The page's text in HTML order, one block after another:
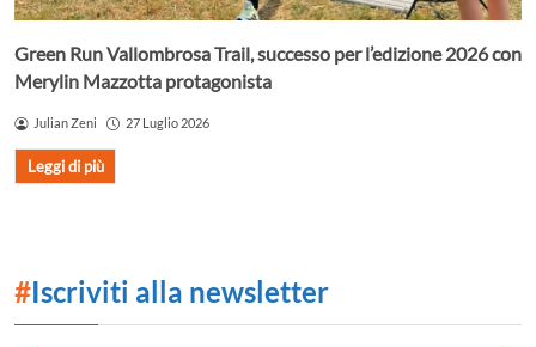
Green Run Vallombrosa Trail, successo per l’edizione 2026 con
Merylin Mazzotta protagonista
Julian Zeni 27 Luglio 2026
Leggi di più
#Iscriviti alla newsletter